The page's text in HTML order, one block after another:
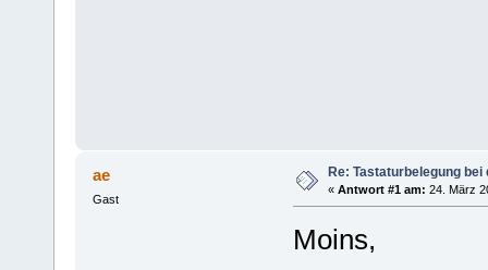
ae
Gast
Re: Tastaturbelegung bei
« Antwort #1 am: 24. März
Moins,